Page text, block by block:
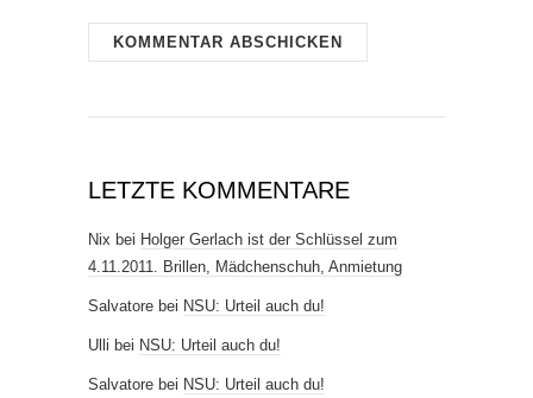
LETZTE KOMMENTARE
Nix bei Holger Gerlach ist der Schlüssel zum
4.11.2011. Brillen, Mädchenschuh, Anmietung
Salvatore bei NSU: Urteil auch du!
Ulli bei NSU: Urteil auch du!
Salvatore bei NSU: Urteil auch du!